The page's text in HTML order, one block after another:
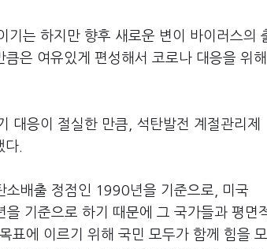
는 하지만 향후 새로운 변이 바이러스의
은 여유있게 편성해서 코로나 대응을 위해
대응이 절실한 만큼, 석탄발전 계절관리제
.
배출 정점인 1990년을 기준으로, 미국
기준으로 하기 때문에 그 국가들과 평면
표에 이르기 위해 국민 모두가 함께 힘을 모